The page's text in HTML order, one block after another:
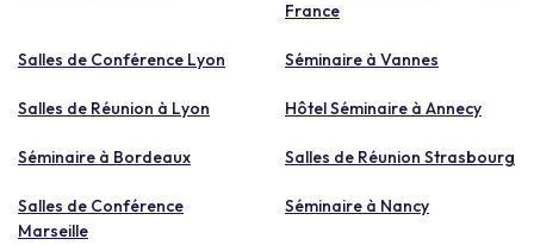
France
Salles de Conférence Lyon Séminaire à Vannes
Salles de Réunion à Lyon Hôtel Séminaire à Annecy
Séminaire à Bordeaux Salles de Réunion Strasbourg
Salles de Conférence
Marseille
Séminaire à Nancy